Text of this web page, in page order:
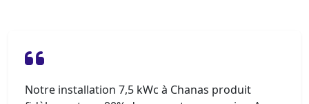
Notre installation 7,5 kWc à Chanas produit